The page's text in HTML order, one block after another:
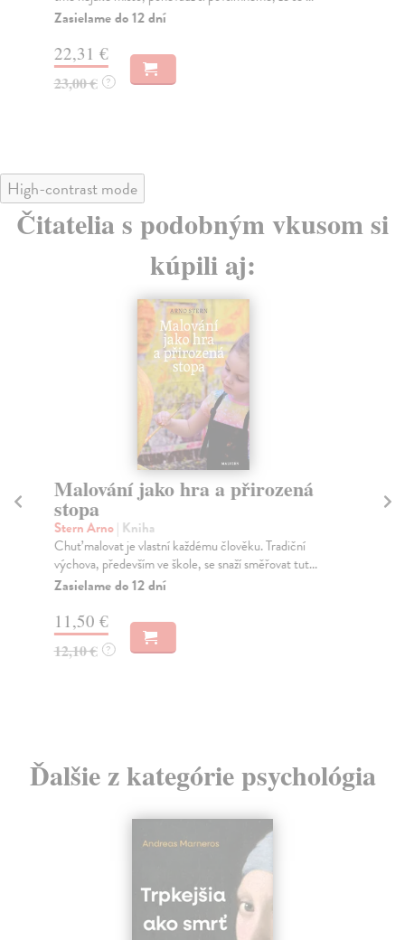
Zasielame do 12 dní
22,31 €
23,00 € ?
High-contrast mode
Čitatelia s podobným vkusom si
kúpili aj:
Malování jako hra a přirozená
stopa
Stern Arno| Kniha
Chuť malovat je vlastní každému člověku. Tradiční
výchova, především ve škole, se snaží směřovat tut...
Zasielame do 12 dní
11,50 €
12,10 € ?
Ďalšie z kategórie psychológia